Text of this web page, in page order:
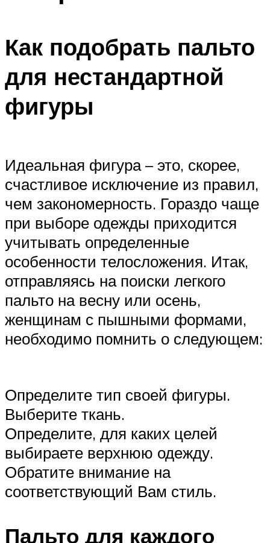
Как подобрать пальто
для нестандартной
фигуры
Идеальная фигура – это, скорее,
счастливое исключение из правил,
чем закономерность. Гораздо чаще
при выборе одежды приходится
учитывать определенные
особенности телосложения. Итак,
отправляясь на поиски легкого
пальто на весну или осень,
женщинам с пышными формами,
необходимо помнить о следующем:
Определите тип своей фигуры.
Выберите ткань.
Определите, для каких целей
выбираете верхнюю одежду.
Обратите внимание на
соответствующий Вам стиль.
Пальто для каждого